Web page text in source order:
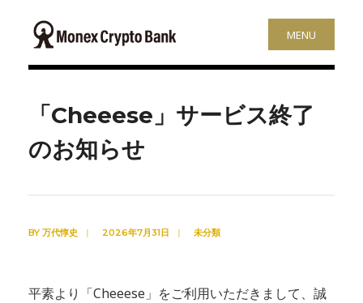
MENU
「Cheeese」サービス終了
のお知らせ
BY 万代惇史 | 2026年7月31日 | 未分類
平素より「Cheeese」をご利用いただきまして、誠